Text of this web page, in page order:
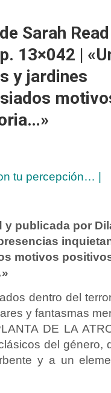
Sarah
13×042 |
y jardines
tu percepción…
y publicada por
motivos
dentro del
y fantasmas
DE LA
del género,
y a un